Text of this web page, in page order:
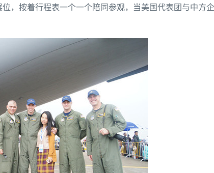
，按着行程表一个一个陪同参观，当美国代表团与中方